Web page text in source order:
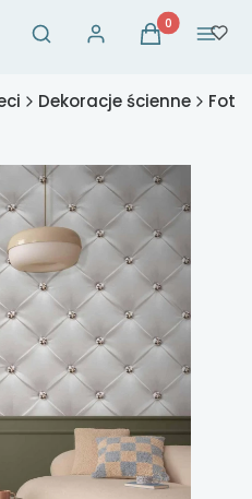
Otwórz wyszukiwarkę
Szukaj Zaloguj sięProdukty w
Koszyk Menu
Dekoracje ścienne